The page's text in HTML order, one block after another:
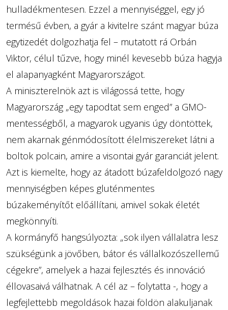
hulladékmentesen. Ezzel a mennyiséggel, egy jó
termésű évben, a gyár a kivitelre szánt magyar búza
egytizedét dolgozhatja fel – mutatott rá Orbán
Viktor, célul tűzve, hogy minél kevesebb búza hagyja
el alapanyagként Magyarországot.
A miniszterelnök azt is világossá tette, hogy
Magyarország „egy tapodtat sem enged” a GMO-
mentességből, a magyarok ugyanis úgy döntöttek,
nem akarnak génmódosított élelmiszereket látni a
boltok polcain, amire a visontai gyár garanciát jelent.
Azt is kiemelte, hogy az átadott búzafeldolgozó nagy
mennyiségben képes gluténmentes
búzakeményítőt előállítani, amivel sokak életét
megkönnyíti.
A kormányfő hangsúlyozta: „sok ilyen vállalatra lesz
szükségünk a jövőben, bátor és vállalkozószellemű
cégekre”, amelyek a hazai fejlesztés és innováció
éllovasaivá válhatnak. A cél az – folytatta -, hogy a
legfejlettebb megoldások hazai földön alakuljanak